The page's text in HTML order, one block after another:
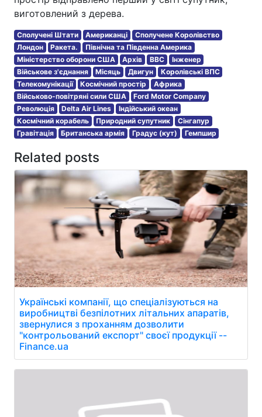
виготовлений з дерева.
Сполучені Штати Американці
Сполучене Королівство
Лондон
Ракета.
Північна та Південна Америка
Міністерство оборони США
Архів BBC
Інженер
Військове з'єднання
Місяць Двигун
Королівські ВПС
Телекомунікації
Космічний простір
Африка
Військово-повітряні сили США
Ford Motor Company
Революція
Delta Air Lines
Індійський океан
Космічний корабель
Природний супутник
Сінгапур
Гравітація
Британська армія Градус (кут) Гемпшир
Related posts
Українські компанії, що спеціалізуються на
виробництві безпілотних літальних апаратів,
звернулися з проханням дозволити
"контрольований експорт" своєї продукції --
Finance.ua